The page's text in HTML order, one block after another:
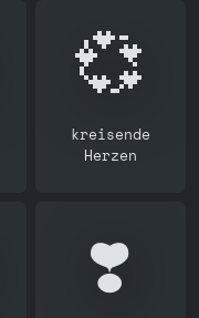
💞
kreisende
Herzen
❣️